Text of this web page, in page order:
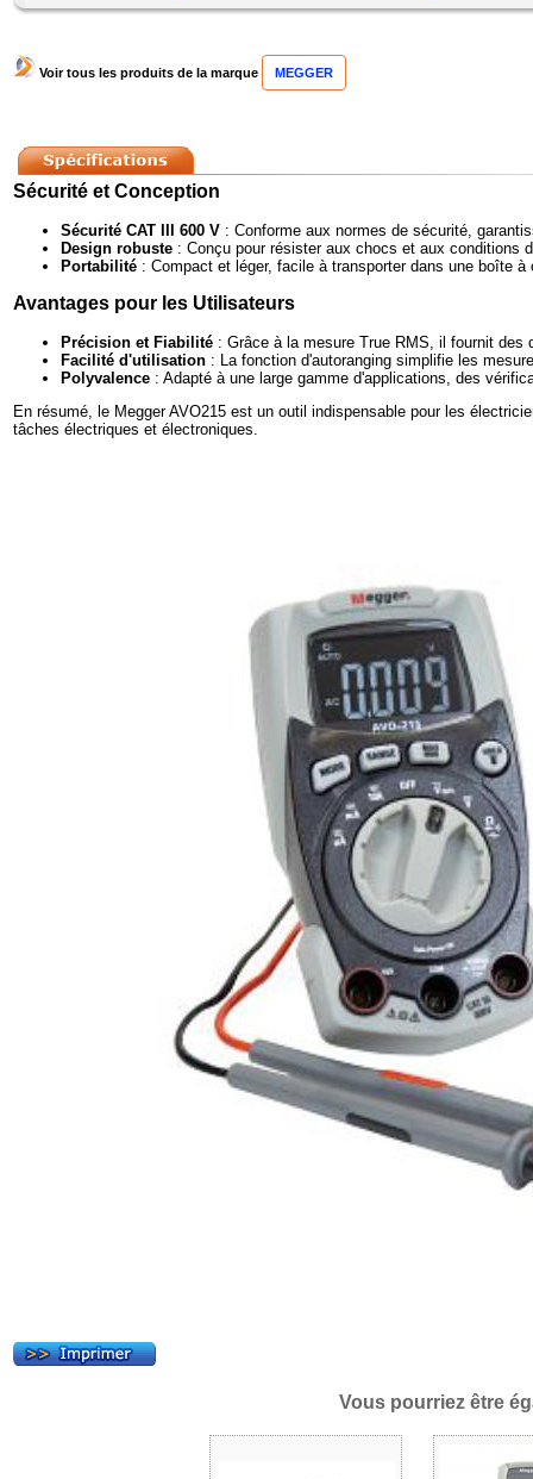
Voir tous les produits de la marque MEGGER
Sécurité et Conception
Sécurité CAT III 600 V : Conforme aux normes de sécurité,
Design robuste : Conçu pour résister aux chocs et aux conditions
Portabilité : Compact et léger, facile à transporter dans une boîte
Avantages pour les Utilisateurs
Précision et Fiabilité : Grâce à la mesure True RMS, il fournit des
Facilité d'utilisation : La fonction d'autoranging simplifie les
Polyvalence : Adapté à une large gamme d'applications, des
En résumé, le Megger AVO215 est un outil indispensable pour les
tâches électriques et électroniques.
Vous pourriez être